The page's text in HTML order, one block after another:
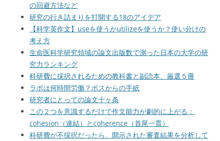
の回避方法など
研究の行き詰まりを打開する18のアイデア
【科学英作文】useを使うかutilizeを使うか？使い分けの
考え方
生命医科学研究領域の論文出版数で測った日本の大学の研
究力ランキング
科研費に採択されるための教科書と副読本、厳選５冊
ラボは何時間労働？ボスからの手紙
研究者にとっての論文十ヶ条
この２つを意識するだけで作文能力が劇的に上がる：
cohesion（連結）とcoherence（首尾一貫）
科研費が不採択だったら、開示された審査結果を分析して